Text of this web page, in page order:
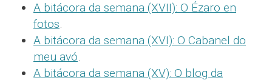
A bitácora da semana (XVII): O Ézaro en
fotos.
A bitácora da semana (XVI): O Cabanel do
meu avó.
A bitácora da semana (XV): O blog da